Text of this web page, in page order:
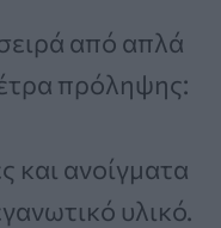
από απλά
πρόληψης:
και ανοίγματα
υλικό.